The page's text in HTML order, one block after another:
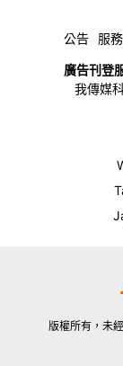
公告 服
廣告刊登
我傳媒
版權所有，未